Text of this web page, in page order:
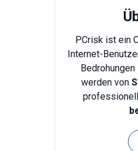
PCrisk ist ein
Internet-
werden von